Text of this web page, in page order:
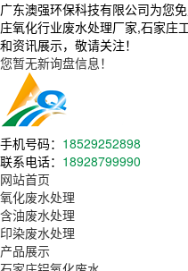
广东澳强环保科技有限公司为您
庄氧化行业废水处理厂家,石家庄
和资讯展示，敬请关注！
您暂无新询盘信息！
手机号码： 18529252898
联系电话： 18928799990
网站首页
氧化废水处理
含油废水处理
印染废水处理
产品展示